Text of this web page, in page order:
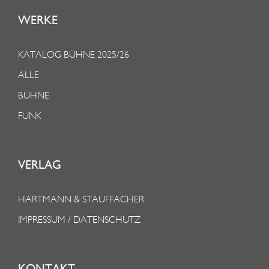
WERKE
KATALOG BÜHNE 2025/26
ALLE
BÜHNE
FUNK
VERLAG
HARTMANN & STAUFFACHER
IMPRESSUM / DATENSCHUTZ